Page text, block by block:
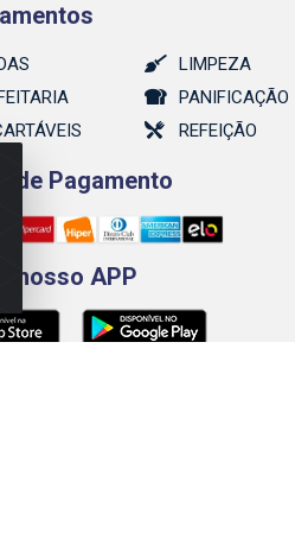
LIMPEZA
PANIFICAÇÃO
REFEIÇÃO
de Pagamento
nosso APP